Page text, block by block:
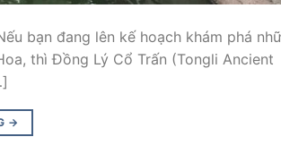
bạn đang lên kế hoạch khám phá
thì Đồng Lý Cổ Trấn (Tongli Ancient
→